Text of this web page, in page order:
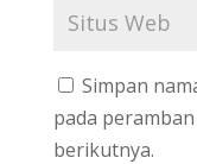
Simpan
pada
berikutnya.